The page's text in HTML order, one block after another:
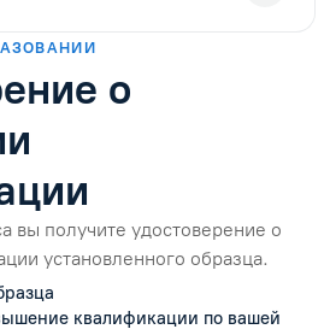
о
вы получите удостоверение о
установленного образца.
квалификации по вашей